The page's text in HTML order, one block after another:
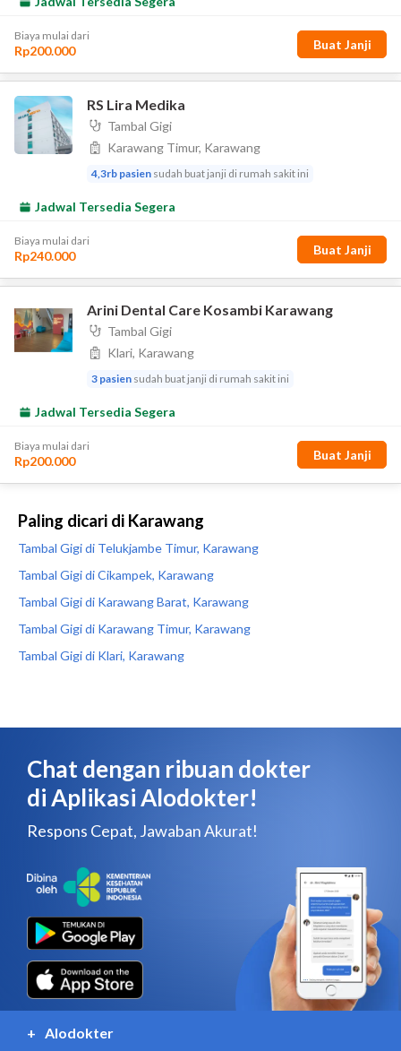
Paling dicari di Karawang
Tambal Gigi di Telukjambe Timur, Karawang
Tambal Gigi di Cikampek, Karawang
Tambal Gigi di Karawang Barat, Karawang
Tambal Gigi di Karawang Timur, Karawang
Tambal Gigi di Klari, Karawang